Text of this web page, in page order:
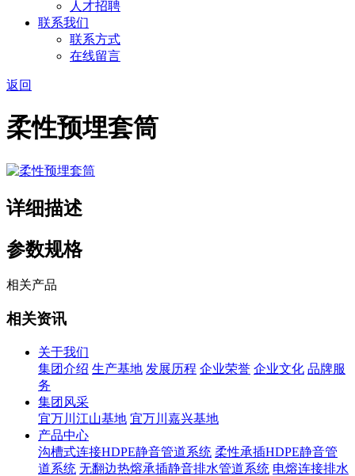
人才招聘
联系我们
联系方式
在线留言
返回
柔性预埋套筒
详细描述
参数规格
相关产品
相关资讯
关于我们
集团介绍 生产基地 发展历程 企业荣誉 企业文化 品牌服
务
集团风采
宜万川江山基地 宜万川嘉兴基地
产品中心
沟槽式连接HDPE静音管道系统 柔性承插HDPE静音管
道系统 无翻边热熔承插静音排水管道系统 电熔连接排水